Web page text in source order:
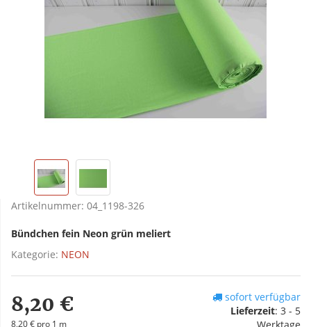
Artikelnummer: 04_1198-326
Bündchen fein Neon grün meliert
Kategorie: NEON
8,20 €
8,20 € pro 1 m
sofort verfügbar
Lieferzeit: 3 - 5